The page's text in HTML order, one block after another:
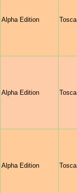
Alpha Edition
Alpha Edition
Alpha Edition